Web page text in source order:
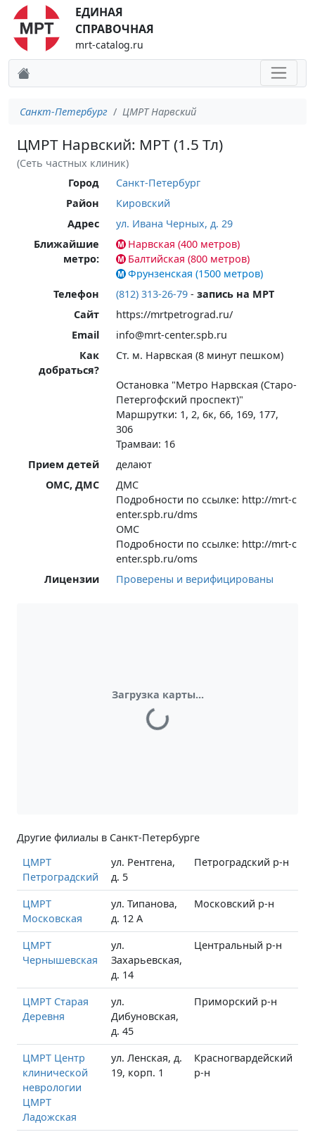
ЕДИНАЯ
СПРАВОЧНАЯ
mrt-catalog.ru
Санкт-Петербург ЦМРТ Нарвский
ЦМРТ Нарвский: МРТ (1.5 Тл)
(Сеть частных клиник)
Город
Санкт-Петербург
Район
Кировский
Адрес
ул. Ивана Черных, д. 29
Ближайшие
метро:
Нарвская (400 метров)
Балтийская (800 метров)
Фрунзенская (1500 метров)
Телефон
(812) 313-26-79 -запись на МРТ
Сайт
https://mrtpetrograd.ru/
Email
info@mrt-center.spb.ru
Как
добраться?
Ст. м. Нарвская (8 минут пешком)
Остановка "Метро Нарвская (Старо-
Петергофский проспект)"
Маршрутки: 1, 2, 6к, 66, 169, 177,
306
Трамваи: 16
Прием детей
делают
ОМС, ДМС
ДМС
Подробности по ссылке: http://mrt-c
enter.spb.ru/dms
ОМС
Подробности по ссылке: http://mrt-c
enter.spb.ru/oms
Лицензии
Проверены и верифицированы
Загрузка карты...
Другие филиалы в Санкт-Петербурге
ЦМРТ
Петроградский
ул. Рентгена,
д. 5
Петроградский р-н
ЦМРТ
Московская
ул. Типанова,
д. 12 А
Московский р-н
ЦМРТ
Чернышевская
ул.
Захарьевская,
д. 14
Центральный р-н
ЦМРТ Старая
Деревня
ул.
Дибуновская,
д. 45
Приморский р-н
ЦМРТ Центр
клинической
неврологии
ЦМРТ
Ладожская
ул. Ленская, д.
19, корп. 1
Красногвардейский
р-н